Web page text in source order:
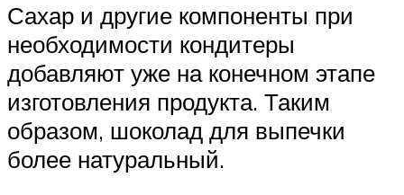
Сахар и другие компоненты при
необходимости кондитеры
добавляют уже на конечном этапе
изготовления продукта. Таким
образом, шоколад для выпечки
более натуральный.